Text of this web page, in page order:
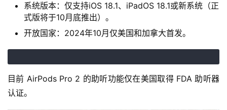
系统版本：仅支持iOS 18.1、iPadOS 18.1或新系统（正
式版将于10月底推出）。
开放国家：2024年10月仅美国和加拿大首发。
目前 AirPods Pro 2 的助听功能仅在美国取得 FDA 助听器
认证。